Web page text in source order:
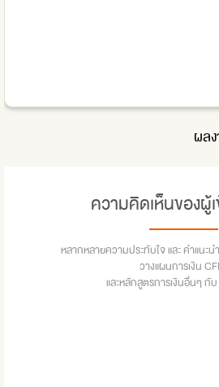
ผล
ความคิดเห็นของผู้
หลากหลายความประทับใจ และ คำแนะ
วางแผนการเงิน
และหลักสูตรการเงินอื่นๆ กั